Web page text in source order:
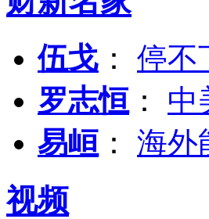
伍戈 ： 停不
罗志恒 ： 中
易峘 ： 海外
视频